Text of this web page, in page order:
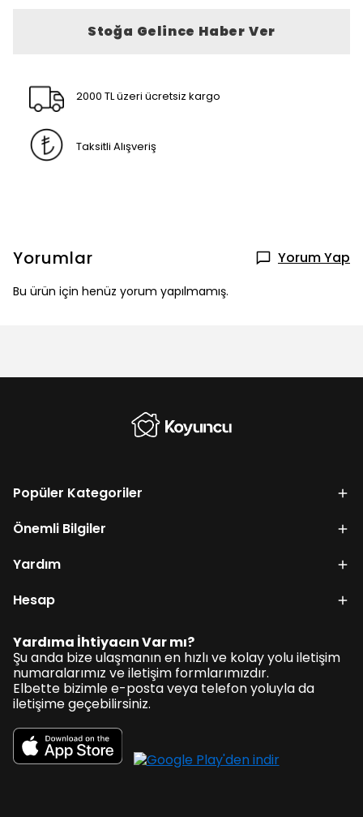
Stoğa Gelince Haber Ver
2000 TL üzeri ücretsiz kargo
Taksitli Alışveriş
Yorumlar Yorum Yap
Bu ürün için henüz yorum yapılmamış.
Popüler Kategoriler
Önemli Bilgiler
Yardım
Hesap
Yardıma İhtiyacın Var mı?
Şu anda bize ulaşmanın en hızlı ve kolay yolu iletişim
numaralarımız ve iletişim formlarımızdır.
Elbette bizimle e-posta veya telefon yoluyla da
iletişime geçebilirsiniz.